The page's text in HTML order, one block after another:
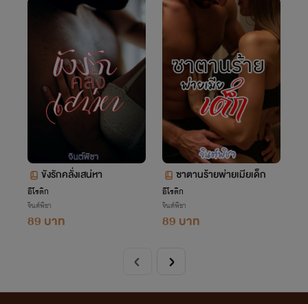
ขังรักคลั่งเสน่หา
อีโรติก
จินต์พิชา
89 บาท
ซาตานร้ายพ่ายเมียเด็ก
อีโรติก
จินต์พิชา
89 บาท